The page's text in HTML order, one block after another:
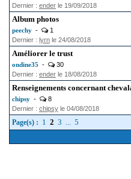
Dernier : ender le 19/09/2018
Album photos
peechy -
1
Dernier : lyrn le 24/08/2018
Améliorer le trust
ondine35 -
30
Dernier : ender le 18/08/2018
Renseignements concernant
chipsy -
8
Dernier : chipsy le 04/08/2018
Page(s) : 1 2 3 ... 5